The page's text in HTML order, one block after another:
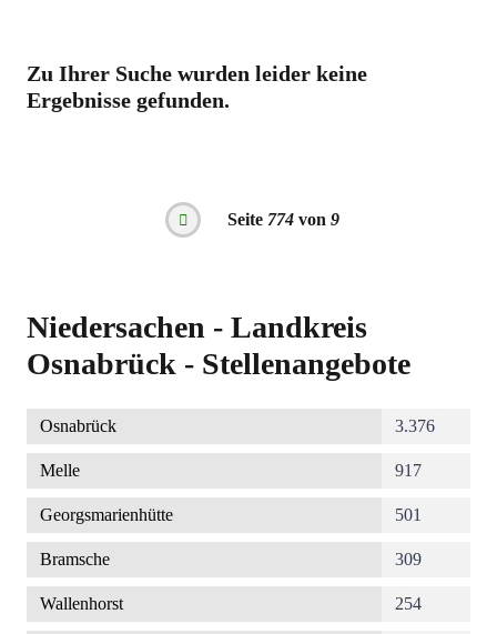
Zu Ihrer Suche wurden leider keine
Ergebnisse gefunden.
Seitennummerierung
Vorherige
Seite
Seite 774 von 9
Niedersachen - Landkreis
Osnabrück - Stellenangebote
Osnabrück 3.376
Melle 917
Georgsmarienhütte 501
Bramsche 309
Wallenhorst 254